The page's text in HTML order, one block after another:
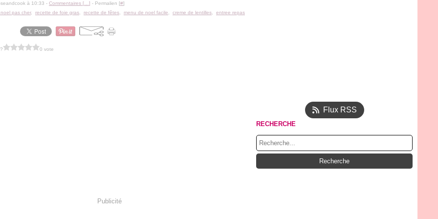
à 10:33 - Commentaires [ ] - Permalien [#]
pas cher, recette de foie gras recette de fêtes menu de noel facile creme de lentilles
entree repas
0 vote
Publicité
Flux RSS
RECHERCHE